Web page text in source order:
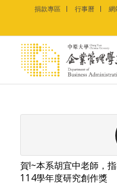
捐款專區 行事曆 網
賀!~本系胡宜中老師，
114學年度研究創作獎